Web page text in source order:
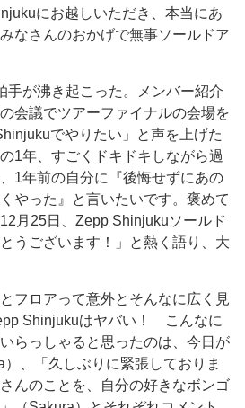
にお越しいただき、本当にあ
なさんのおかげで無事ソールドア
が沸き起こった。メンバー紹介
会議でツアーファイナルの会場を
でやりたい」と声を上げた
1年、すごくドキドキしながら過
1年前の自分に『後悔せずにあの
やった』と言いたいです。褒めて
月25日、Zepp Shinjukuソールド
うございます！」と熱く語り、大
フロアって意外とそんなに広く見
Shinjukuはヤバい！ こんなに
らっしゃると思ったのは、今日が
、「久しぶりに緊張しておりま
んのことを、自分の好きなボンゴ